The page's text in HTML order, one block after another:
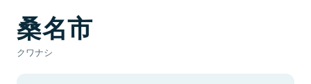
桑名市
クワナシ